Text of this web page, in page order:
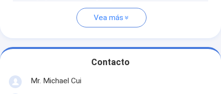
Vea más
Contacto
Mr. Michael Cui